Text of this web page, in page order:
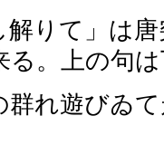
解りて」は
る。上の句
群れ遊びゐ